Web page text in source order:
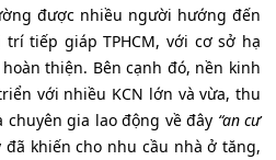
được nhiều người hướng đến
tiếp giáp TPHCM, với cơ sở hạ
thiện. Bên cạnh đó, nền kinh
với nhiều KCN lớn và vừa, thu
gia lao động về đây “an cư
đã khiến cho nhu cầu nhà ở tăng,